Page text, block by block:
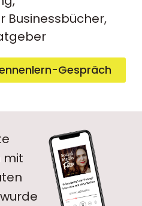
Businessbücher,
Gespräch
mit